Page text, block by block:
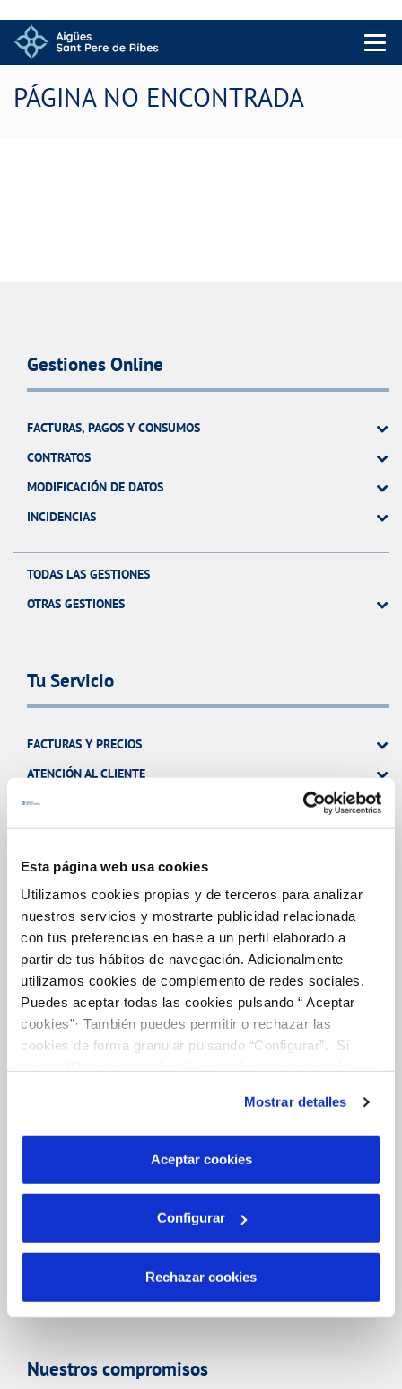
Esta página web usa cookies
Utilizamos cookies propias y de terceros para analizar
nuestros servicios y mostrarte publicidad relacionada
con tus preferencias en base a un perfil elaborado a
partir de tus hábitos de navegación. Adicionalmente
utilizamos cookies de complemento de redes sociales.
Puedes aceptar todas las cookies pulsando “ Aceptar
cookies”· También puedes permitir o rechazar las
cookies de forma granular pulsando “Configurar”. Si
son indispensables para que el sitio web funcione y que
por tanto no se pueden desactivar. Puedes consultar
más información en nuestraPolítica de Cookies
Mostrar detalles
Aceptar cookies
Configurar
Rechazar cookies
Menu
PÁGINA NO ENCONTRADA
Gestiones Online
FACTURAS, PAGOS Y CONSUMOS
CONTRATOS
MODIFICACIÓN DE DATOS
INCIDENCIAS
TODAS LAS GESTIONES
OTRAS GESTIONES
Tu Servicio
FACTURAS Y PRECIOS
ATENCIÓN AL CLIENTE
COMPROMISO DE SERVICIO
Tu Agua
NUESTRO PAPEL EN EL CICLO URBANO
CALIDAD
ACTUACIONES EN LA RED
Conócenos
Nuestros compromisos